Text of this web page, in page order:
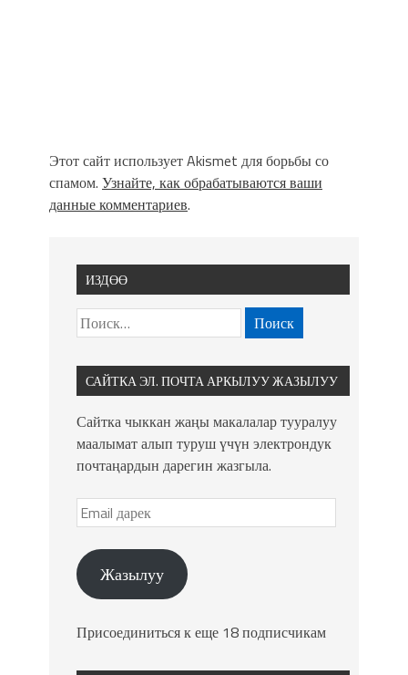
Этот сайт использует Akismet для борьбы со
спамом. Узнайте, как обрабатываются ваши
данные комментариев.
ИЗДӨӨ
САЙТКА ЭЛ. ПОЧТА АРКЫЛУУ ЖАЗЫЛУУ
Сайтка чыккан жаңы макалалар тууралуу
маалымат алып туруш үчүн электрондук
почтаңардын дарегин жазгыла.
Жазылуу
Присоединиться к еще 18 подписчикам